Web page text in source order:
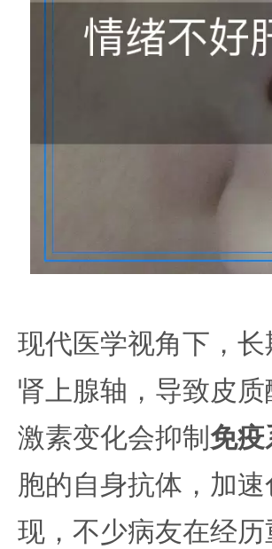
现代医学视角下，
肾上腺轴，导致皮
激素变化会抑制 免疫
胞的自身抗体，加
现，不少病友在经